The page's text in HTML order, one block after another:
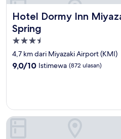
Hotel Dormy Inn
Spring
Hotel Dormy Inn Miyazaki
Properti
bintang
3.5
4,7 km dari Miyazaki Airport (KMI)
9.0
ulasan)
9,0/10 Istimewa (872 ulasan)
Miyazaki Daiichi Hotel